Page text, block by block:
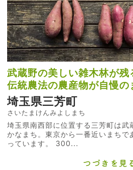
武蔵野の美しい雑木林が残
伝統農法の農産物が自慢の
埼玉県三芳町
さいたまけんみよしまち
埼玉県南西部に位置する三芳町は武
かなまち。東京から一番近いまちで
っています。 300...
つづきを見